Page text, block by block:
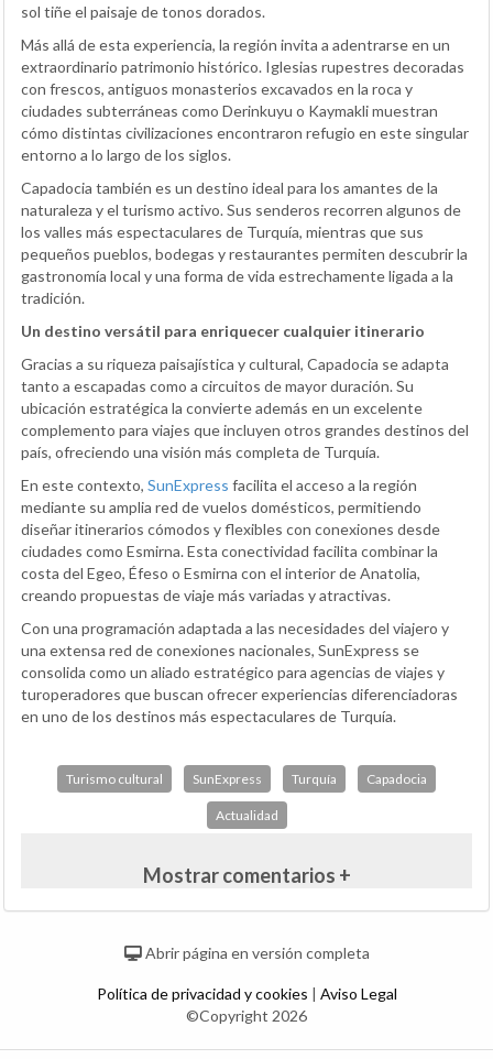
sol tiñe el paisaje de tonos dorados.
Más allá de esta experiencia, la región invita a adentrarse en un
extraordinario patrimonio histórico. Iglesias rupestres decoradas
con frescos, antiguos monasterios excavados en la roca y
ciudades subterráneas como Derinkuyu o Kaymakli muestran
cómo distintas civilizaciones encontraron refugio en este singular
entorno a lo largo de los siglos.
Capadocia también es un destino ideal para los amantes de la
naturaleza y el turismo activo. Sus senderos recorren algunos de
los valles más espectaculares de Turquía, mientras que sus
pequeños pueblos, bodegas y restaurantes permiten descubrir la
gastronomía local y una forma de vida estrechamente ligada a la
tradición.
Un destino versátil para enriquecer cualquier itinerario
Gracias a su riqueza paisajística y cultural, Capadocia se adapta
tanto a escapadas como a circuitos de mayor duración. Su
ubicación estratégica la convierte además en un excelente
complemento para viajes que incluyen otros grandes destinos del
país, ofreciendo una visión más completa de Turquía.
En este contexto, SunExpress facilita el acceso a la región
mediante su amplia red de vuelos domésticos, permitiendo
diseñar itinerarios cómodos y flexibles con conexiones desde
ciudades como Esmirna. Esta conectividad facilita combinar la
costa del Egeo, Éfeso o Esmirna con el interior de Anatolia,
creando propuestas de viaje más variadas y atractivas.
Con una programación adaptada a las necesidades del viajero y
una extensa red de conexiones nacionales, SunExpress se
consolida como un aliado estratégico para agencias de viajes y
turoperadores que buscan ofrecer experiencias diferenciadoras
en uno de los destinos más espectaculares de Turquía.
Turismo cultural SunExpress Turquía Capadocia
Actualidad
Mostrar comentarios +
Abrir página en versión completa
Política de privacidad y cookies | Aviso Legal
©Copyright 2026